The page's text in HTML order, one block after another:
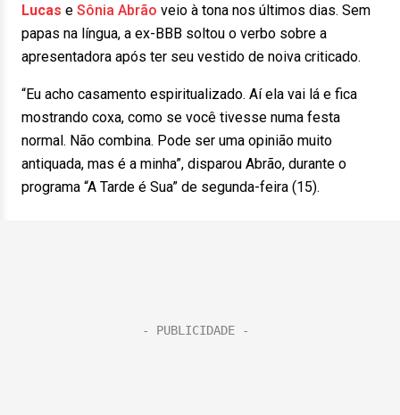
Lucas e Sônia Abrão veio à tona nos últimos dias. Sem
papas na língua, a ex-BBB soltou o verbo sobre a
apresentadora após ter seu vestido de noiva criticado.
“Eu acho casamento espiritualizado. Aí ela vai lá e fica
mostrando coxa, como se você tivesse numa festa
normal. Não combina. Pode ser uma opinião muito
antiquada, mas é a minha”, disparou Abrão, durante o
programa “A Tarde é Sua” de segunda-feira (15).